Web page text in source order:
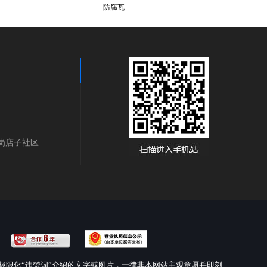
防腐瓦
店子社区
化“违禁词”介绍的文字或图片，一律非本网站主观意愿并即刻